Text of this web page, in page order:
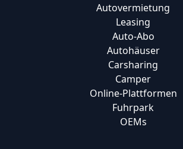
Autovermietung
Leasing
Auto-Abo
Autohäuser
Carsharing
Camper
Online-Plattformen
Fuhrpark
OEMs